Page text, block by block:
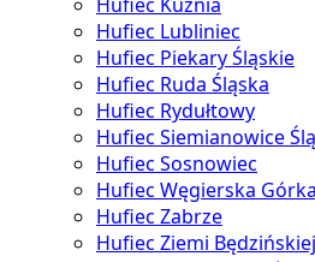
Hufiec Lubliniec
Hufiec Piekary Śląskie
Hufiec Ruda Śląska
Hufiec Rydułtowy
Hufiec Siemianowice
Hufiec Sosnowiec
Hufiec Węgierska Górka
Hufiec Zabrze
Hufiec Ziemi Będzińskiej